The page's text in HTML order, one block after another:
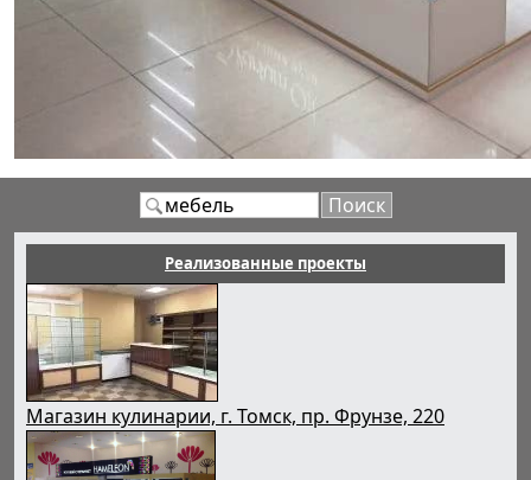
Реализованные проекты
Магазин кулинарии, г. Томск, пр. Фрунзе, 220